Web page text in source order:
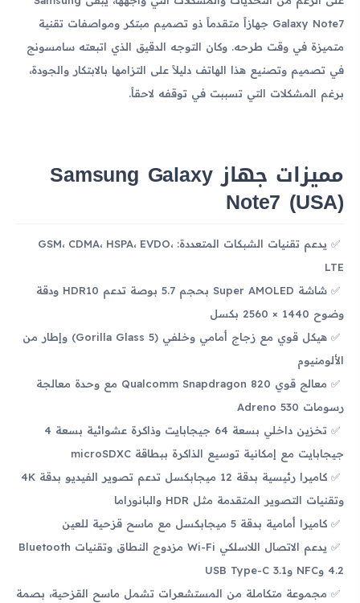
Galaxy Note7 جهازاً متقدماً ذو تصميم مبتكر ومواصفات تقنية
متميزة في وقت طرحه. وكان التوجه الدقيق الذي اتبعته سامسونج
في تصميم وتصنيع هذا الهاتف دليلاً على التزامها بالابتكار والجودة،
برغم المشكلات التي تسببت في توقفه لاحقاً.
مميزات جهاز Samsung Galaxy
Note7 (USA)
يدعم تقنيات الشبكات المتعددة: GSM، CDMA، HSPA، EVDO،
LTE
شاشة Super AMOLED بحجم 5.7 بوصة تدعم HDR10 ودقة
وضوح 1440 × 2560 بكسل
هيكل قوي مع زجاج أمامي وخلفي (Gorilla Glass 5) وإطار من
الألومنيوم
معالج قوي Qualcomm Snapdragon 820 مع وحدة معالجة
رسومات Adreno 530
تخزين داخلي بسعة 64 جيجابايت وذاكرة عشوائية بسعة 4
جيجابايت مع إمكانية توسيع الذاكرة ببطاقة microSDXC
كاميرا رئيسية بدقة 12 ميجابكسل تدعم تصوير الفيديو بدقة 4K
وتقنيات التصوير المتقدمة مثل HDR والبانوراما
كاميرا أمامية بدقة 5 ميجابكسل مع ماسح قزحية للعين
يدعم الاتصال اللاسلكي Wi-Fi مزدوج النطاق وتقنيات Bluetooth
4.2 وNFC وUSB Type-C 3.1
مجموعة متكاملة من المستشعرات تشمل ماسح القزحية، بصمة